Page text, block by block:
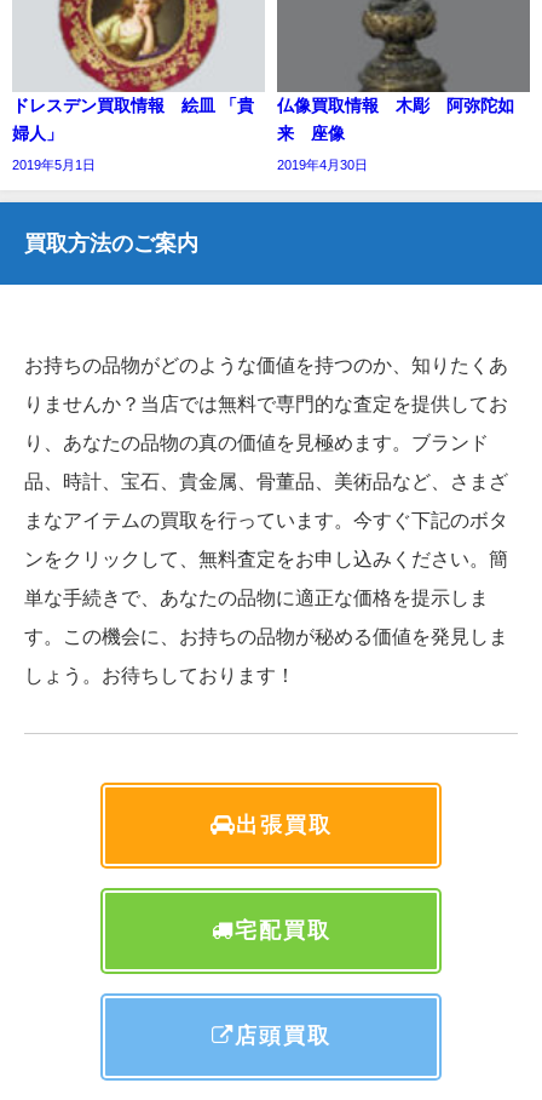
ドレスデン買取情報 絵皿 「貴
婦人」
2019年5月1日
仏像買取情報 木彫 阿弥陀如
来 座像
2019年4月30日
買取方法のご案内
お持ちの品物がどのような価値を持つのか、知りたくあ
りませんか？当店では無料で専門的な査定を提供してお
り、あなたの品物の真の価値を見極めます。ブランド
品、時計、宝石、貴金属、骨董品、美術品など、さまざ
まなアイテムの買取を行っています。今すぐ下記のボタ
ンをクリックして、無料査定をお申し込みください。簡
単な手続きで、あなたの品物に適正な価格を提示しま
す。この機会に、お持ちの品物が秘める価値を発見しま
しょう。お待ちしております！
出張買取
宅配買取
店頭買取